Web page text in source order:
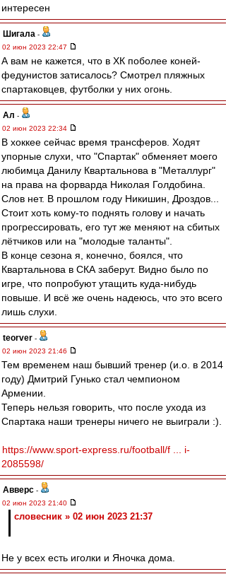
интересен
Шигала -
02 июн 2023 22:47
А вам не кажется, что в ХК поболее коней-
федунистов затисалось? Смотрел пляжных
спартаковцев, футболки у них огонь.
Ал -
02 июн 2023 22:34
В хоккее сейчас время трансферов. Ходят
упорные слухи, что "Спартак" обменяет моего
любимца Данилу Квартальнова в "Металлург"
на права на форварда Николая Голдобина.
Слов нет. В прошлом году Никишин, Дроздов...
Стоит хоть кому-то поднять голову и начать
прогрессировать, его тут же меняют на сбитых
лётчиков или на "молодые таланты".
В конце сезона я, конечно, боялся, что
Квартальнова в СКА заберут. Видно было по
игре, что попробуют утащить куда-нибудь
повыше. И всё же очень надеюсь, что это всего
лишь слухи.
teorver -
02 июн 2023 21:46
Тем временем наш бывший тренер (и.о. в 2014
году) Дмитрий Гунько стал чемпионом
Армении.
Теперь нельзя говорить, что после ухода из
Спартака наши тренеры ничего не выиграли :).
https://www.sport-express.ru/football/f ... i-
2085598/
Авверс -
02 июн 2023 21:40
словесник » 02 июн 2023 21:37
Не у всех есть иголки и Яночка дома.